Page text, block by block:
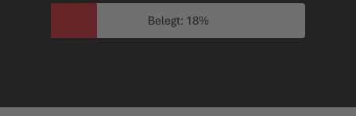
Belegt: 18%